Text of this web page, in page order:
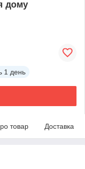
дому
1 день
товар Доставка